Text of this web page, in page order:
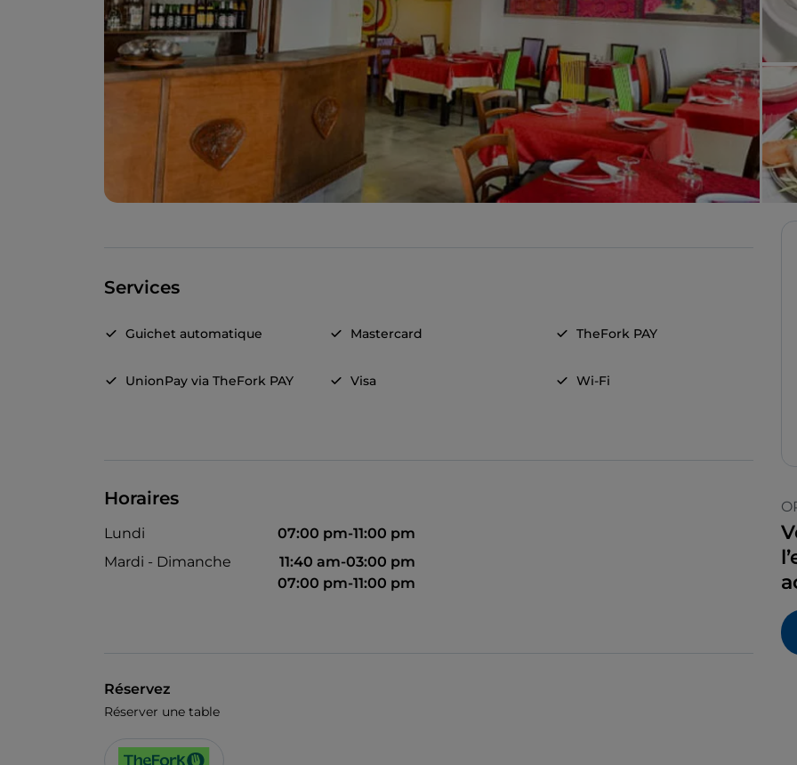
Services
Guichet automatique Mastercard TheFork PAY
UnionPay via TheFork PAY Visa Wi-Fi
Horaires
Lundi
07:00 pm-11:00 pm
Mardi - Dimanche
11:40 am-03:00 pm
07:00 pm-11:00 pm
Réservez
Réserver une table